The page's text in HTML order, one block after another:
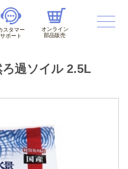
スタマー
サポート
オンライン
部品販売
過ソイル 2.5L